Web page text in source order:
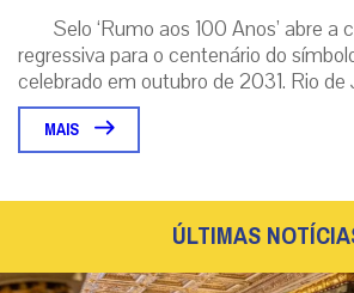
Selo ‘Rumo aos 100 Anos’ abre a
regressiva para o centenário do
celebrado em outubro de 2031. Rio de
MAIS
ÚLTIMAS